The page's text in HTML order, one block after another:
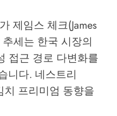
제임스 체크(James
세는 한국 시장의
접근 경로 다변화를
니다. 네스트리
치 프리미엄 동향을